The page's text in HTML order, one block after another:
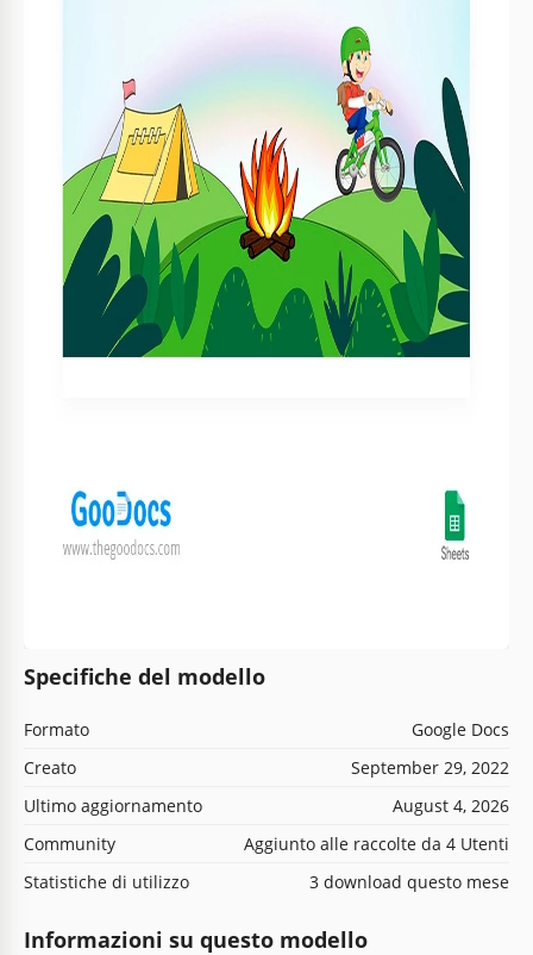
Specifiche del modello
Formato
Google Docs
Creato
September 29, 2022
Ultimo aggiornamento
August 4, 2026
Community
Aggiunto alle raccolte da 4 Utenti
Statistiche di utilizzo
3 download questo mese
Informazioni su questo modello